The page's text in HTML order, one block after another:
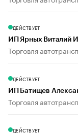
ДЕЙСТВУЕТ
ИП Ярных Виталий
Торговля
ДЕЙСТВУЕТ
ИП Батищев
Торговля
ДЕЙСТВУЕТ